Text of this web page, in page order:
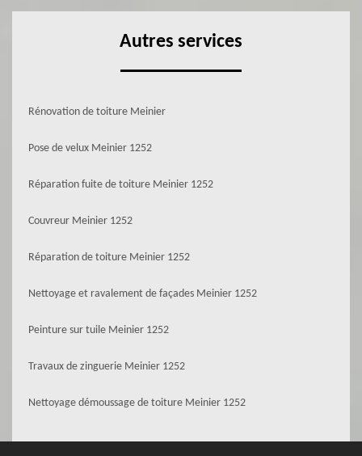
Autres services
Rénovation de toiture Meinier
Pose de velux Meinier 1252
Réparation fuite de toiture Meinier 1252
Couvreur Meinier 1252
Réparation de toiture Meinier 1252
Nettoyage et ravalement de façades Meinier 1252
Peinture sur tuile Meinier 1252
Travaux de zinguerie Meinier 1252
Nettoyage démoussage de toiture Meinier 1252